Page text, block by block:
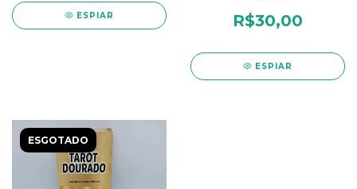
ESPIAR R$30,00
ESPIAR
ESGOTADO